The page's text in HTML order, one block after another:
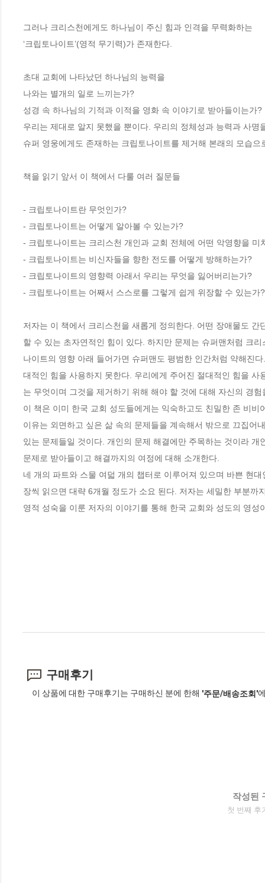
그러나 크리스천에게도 하나님이 주신 힘과 인격을 무력화하는
‘크립토나이트’(영적 무기력)가 존재한다.
초대 교회에 나타났던 하나님의 능력을
나와는 별개의 일로 느끼는가?
성경 속 하나님의 기적과 이적을 영화 속 이야기로 받아들이는가?
우리는 제대로 알지 못했을 뿐이다. 우리의 정체성과 능력과 사명
슈퍼 영웅에게도 존재하는 크립토나이트를 제거해 본래의 모습으
책을 읽기 앞서 이 책에서 다룰 여러 질문들
- 크립토나이트란 무엇인가?
- 크립토나이트는 어떻게 알아볼 수 있는가?
- 크립토나이트는 크리스천 개인과 교회 전체에 어떤 악영향을 미
- 크립토나이트는 비신자들을 향한 전도를 어떻게 방해하는가?
- 크립토나이트의 영향력 아래서 우리는 무엇을 잃어버리는가?
- 크립토나이트는 어째서 스스로를 그렇게 쉽게 위장할 수 있는
저자는 이 책에서 크리스천을 새롭게 정의한다. 어떤 장애물도
할 수 있는 초자연적인 힘이 있다. 하지만 문제는 슈퍼맨처럼 크
나이트의 영향 아래 들어가면 슈퍼맨도 평범한 인간처럼 약해진
대적인 힘을 사용하지 못한다. 우리에게 주어진 절대적인 힘을
는 무엇이며 그것을 제거하기 위해 해야 할 것에 대해 자신의 경
이 책은 이미 한국 교회 성도들에게는 익숙하고도 친밀한 존 비
이유는 외면하고 싶은 삶 속의 문제들을 계속해서 밖으로 끄집어
있는 문제들일 것이다. 개인의 문제 해결에만 주목하는 것이라
문제로 받아들이고 해결까지의 여정에 대해 소개한다.
네 개의 파트와 스물 여덟 개의 챕터로 이루어져 있으며 바쁜 현
장씩 읽으면 대략 6개월 정도가 소요 된다. 저자는 세밀한 부분까
영적 성숙을 이룬 저자의 이야기를 통해 한국 교회와 성도의 영
구매후기
이 상품에 대한 구매후기는 구매하신 분에 한해 '주문/배송조회'
작성된
첫 번째 후